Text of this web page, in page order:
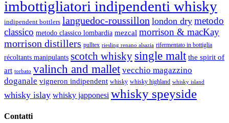
imbottigliatori indipendenti whisky
indipendent bottlers languedoc-roussillon london dry metodo
classico metodo classico lombardia mezcal morrison & macKay
morrison distillers pulltex riesling renano alsazia rifermentato in bottiglia
récoltants manipulants scotch whisky single malt the spirit of
art torbato valinch and mallet vecchio magazzino
doganale vigneron indipendent whisky whisky highland whisky island
whisky islay whisky japponesi whisky speyside
Contatti